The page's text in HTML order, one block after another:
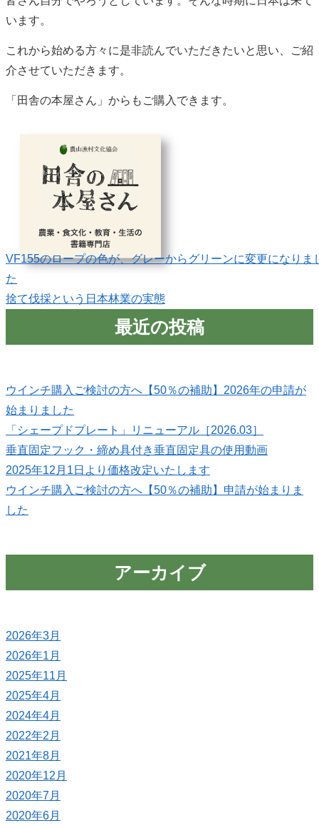
います。
これから始める方々に是非読んでいただきたいと思い、ご紹
介させていただきます。
「田舎の本屋さん」からもご購入できます。
VF155のロープの色が、グレーからグリーンに変更になりま
た
捨て伐採という日本林業の実態
最近の投稿
ウインチ購入ご検討の方へ【50％の補助】2026年の申請が
始まりました
「シェープドプレート」リニューアル［2026.03］
垂直固定フック・締め具付き垂直固定具の使用動画
2025年12月1日より価格改定いたします
ウインチ購入ご検討の方へ【50％の補助】申請が始まりま
した
アーカイブ
2026年3月
2026年1月
2025年11月
2025年4月
2024年4月
2022年2月
2021年8月
2020年12月
2020年7月
2020年6月